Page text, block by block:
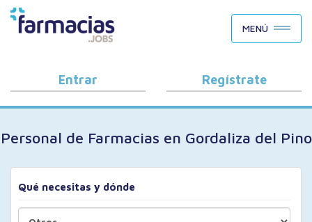
BUSCAR CANDIDATOS
OFERTAS DE EMPLEO
COMO FUNCIONA
PORQUÉ FARMACIAS.JOBS
BLOG
MENÚ
Entrar Regístrate
Personal de Farmacias en Gordaliza del Pino
Qué necesitas y dónde